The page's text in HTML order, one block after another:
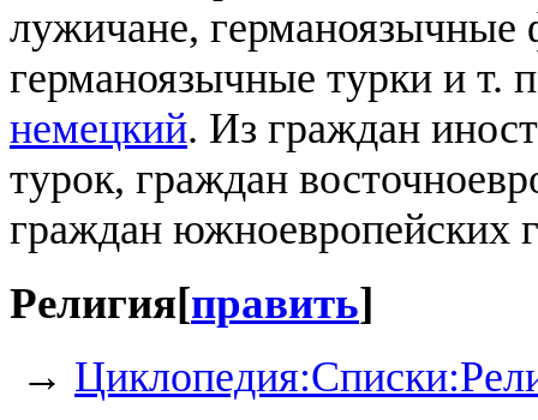
лужичане, германоязычные
германоязычные турки и
немецкий. Из граждан
турок, граждан
граждан южноевропейских
Религия[править]
→